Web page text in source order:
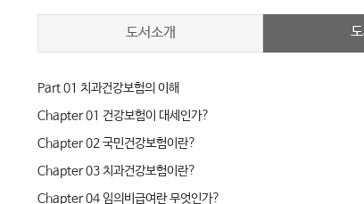
도서소개
Part 01 치과건강보험의 이해
Chapter 01 건강보험이 대세인가?
Chapter 02 국민건강보험이란?
Chapter 03 치과건강보험이란?
Chapter 04 임의비급여란 무엇인가?